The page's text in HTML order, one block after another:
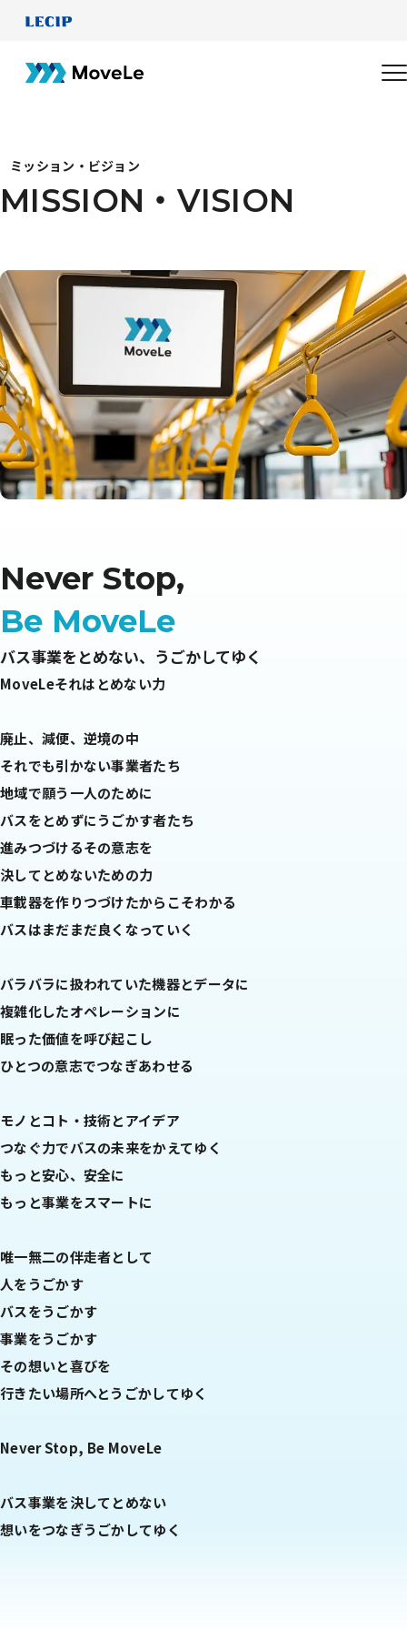
ミッション・ビジョン
MISSION・VISION
MISSION ・ VISION
Never Stop,
Be MoveLe
バス事業をとめない、うごかしてゆく
MoveLeそれはとめない力
廃止、減便、逆境の中
それでも引かない事業者たち
地域で願う一人のために
バスをとめずにうごかす者たち
進みつづけるその意志を
決してとめないための力
車載器を作りつづけたからこそわかる
バスはまだまだ良くなっていく
バラバラに扱われていた機器とデータに
複雑化したオペレーションに
眠った価値を呼び起こし
ひとつの意志でつなぎあわせる
モノとコト・技術とアイデア
つなぐ力でバスの未来をかえてゆく
もっと安心、安全に
もっと事業をスマートに
唯一無二の伴走者として
人をうごかす
バスをうごかす
事業をうごかす
その想いと喜びを
行きたい場所へとうごかしてゆく
Never Stop, Be MoveLe
バス事業を決してとめない
想いをつなぎうごかしてゆく